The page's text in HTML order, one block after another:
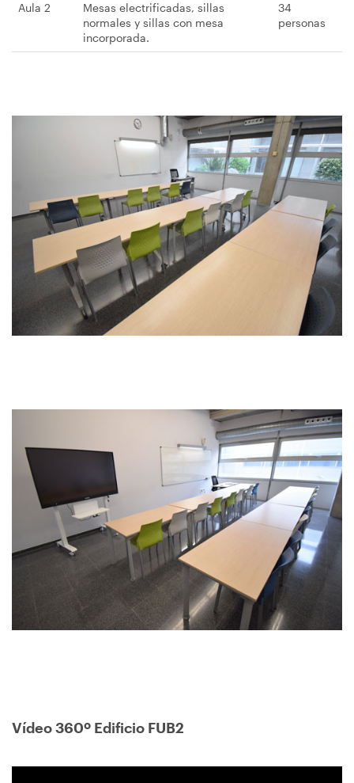
Aula 2
Mesas electrificadas, sillas
normales y sillas con mesa
incorporada.
34
personas
Vídeo 360º Edificio FUB2